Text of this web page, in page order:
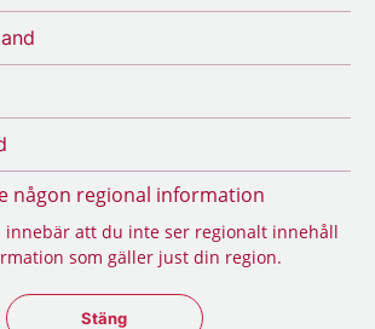
någon regional information
innebär att du inte ser regionalt innehåll
som gäller just din region.
Stäng regionsväljaren
Stäng